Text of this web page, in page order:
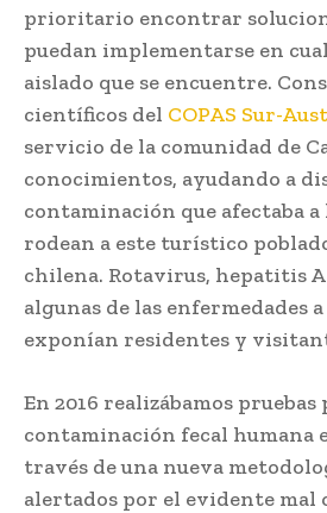
prioritario encontrar
puedan implementarse en
aislado que se encuentre.
científicos del COPAS Sur-
servicio de la comunidad de
conocimientos, ayudando a
contaminación que afectaba a
rodean a este turístico
chilena. Rotavirus, hepatitis
algunas de las enfermedades a
exponían residentes y
En 2016 realizábamos
contaminación fecal humana
través de una nueva
alertados por el evidente mal